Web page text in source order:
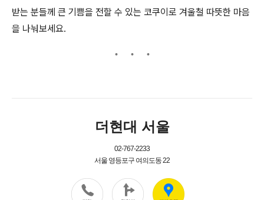
받는 분들께 큰 기쁨을 전할 수 있는 코쿠이로 겨울철 따뜻한 마음
을 나눠보세요.